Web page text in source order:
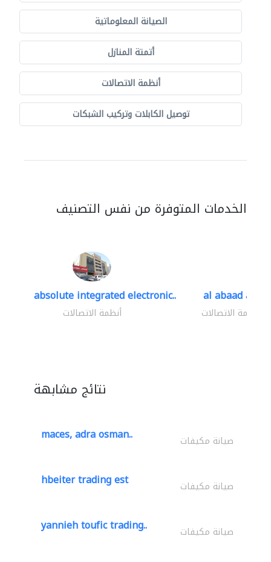
الصيانة المعلوماتية
أتمتة المنازل
أنظمة الاتصالات
توصيل الكابلات وتركيب الشبكات
الخدمات المتوفرة من نفس التصنيف
absolute integrated electronic..
أنظمة الاتصالات
al abaad al..
أنظمة الاتصالات
نتائج مشابهة
maces, adra osman.. صيانة مكيفات
hbeiter trading est صيانة مكيفات
yannieh toufic trading.. صيانة مكيفات